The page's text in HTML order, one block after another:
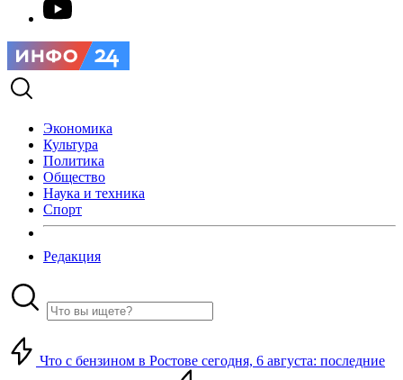
Экономика
Культура
Политика
Общество
Наука и техника
Спорт
Редакция
Что с бензином в Ростове сегодня, 6 августа: последние